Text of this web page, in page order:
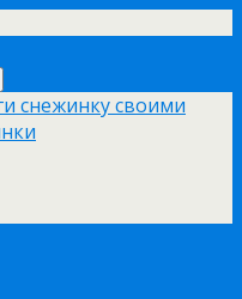
снежинку своими